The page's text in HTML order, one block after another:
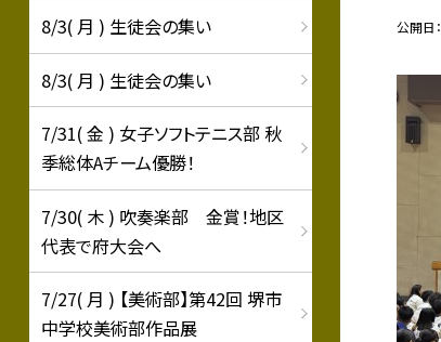
公開日
8/3( 月 ) 生徒会の集い
8/3( 月 ) 生徒会の集い
7/31( 金 ) 女子ソフトテニス部 秋
季総体Aチーム優勝！
7/30( 木 ) 吹奏楽部 金賞！地区
代表で府大会へ
7/27( 月 ) 【美術部】第42回 堺市
中学校美術部作品展